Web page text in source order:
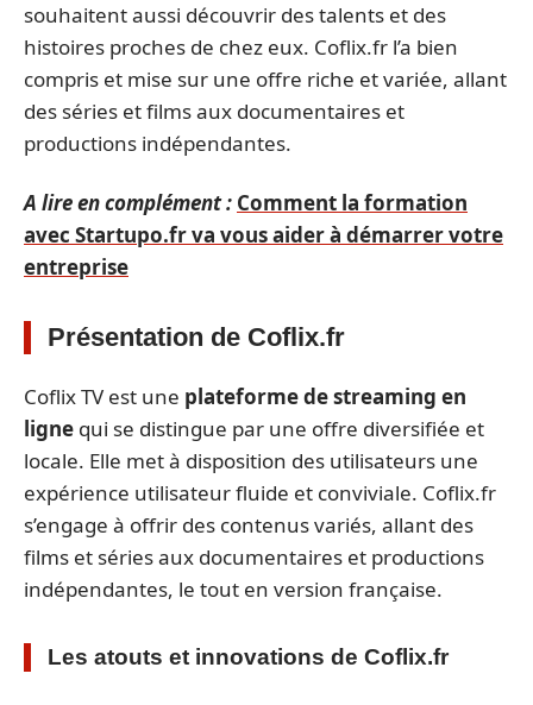
souhaitent aussi découvrir des talents et des
histoires proches de chez eux. Coflix.fr l’a bien
compris et mise sur une offre riche et variée, allant
des séries et films aux documentaires et
productions indépendantes.
A lire en complément : Comment la formation
avec Startupo.fr va vous aider à démarrer votre
entreprise
Présentation de Coflix.fr
Coflix TV est une plateforme de streaming en
ligne qui se distingue par une offre diversifiée et
locale. Elle met à disposition des utilisateurs une
expérience utilisateur fluide et conviviale. Coflix.fr
s’engage à offrir des contenus variés, allant des
films et séries aux documentaires et productions
indépendantes, le tout en version française.
Les atouts et innovations de Coflix.fr